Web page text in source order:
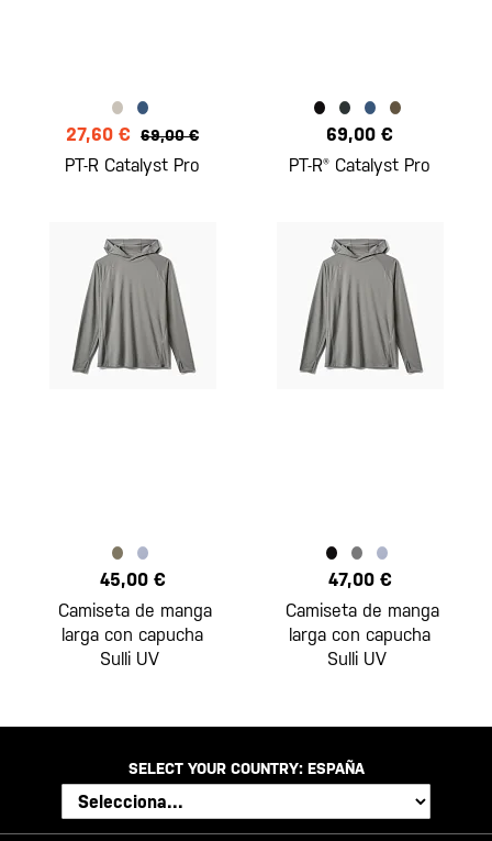
27,60 € 69,00 €
PT-R Catalyst Pro
69,00 €
PT-R® Catalyst Pro
45,00 €
Camiseta de manga
larga con capucha
Sulli UV
47,00 €
Camiseta de manga
larga con capucha
Sulli UV
SELECT YOUR COUNTRY: ESPAÑA